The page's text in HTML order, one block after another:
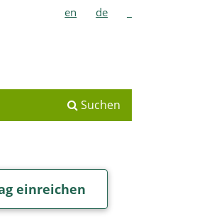
Suchen
en de
einreichen